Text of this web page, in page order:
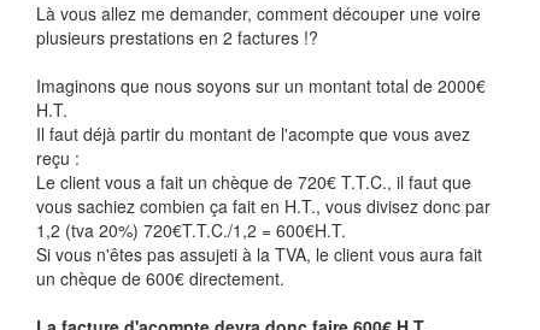
Là vous allez me demander, comment découper une voire
plusieurs prestations en 2 factures !?
Imaginons que nous soyons sur un montant total de 2000€
H.T.
Il faut déjà partir du montant de l'acompte que vous avez
reçu :
Le client vous a fait un chèque de 720€ T.T.C., il faut que
vous sachiez combien ça fait en H.T., vous divisez donc par
1,2 (tva 20%) 720€T.T.C./1,2 = 600€H.T.
Si vous n'êtes pas assujeti à la TVA, le client vous aura fait
un chèque de 600€ directement.